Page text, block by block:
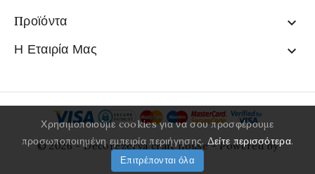
Χρησιμοποιούμε cookies για να σου προσφέρουμε
προσωποποιημένη εμπειρία περιήγησης. Δείτε περισσότερα.
Επιτρέπονται όλα
Προϊόντα 
Η Εταιρία Μας 
© 2026 - Decorezerva craft house - Powered by